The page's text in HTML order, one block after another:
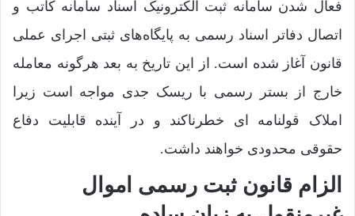
فعال شدن سامانه ثبت الکترونیک اسناد سامانه کاتب و
اتصال دفاتر اسناد رسمی به پایگاه‌های ثبتی اجرای عملی
قانون آغاز شده است. از این تاریخ به بعد هرگونه معامله
خارج از بستر رسمی با ریسک جدی مواجه است زیرا
املاک قولنامه ای خطرناکند و در آینده قابلیت دفاع
حقوقی محدودی خواهند داشت.
الزام قانون ثبت رسمی اموال